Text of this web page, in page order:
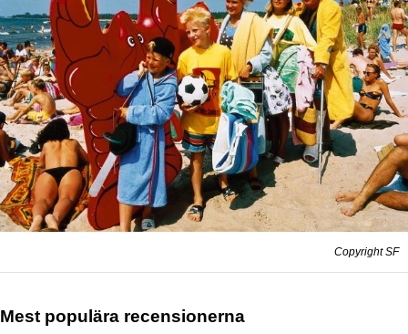
Copyright SF
Mest populära recensionerna